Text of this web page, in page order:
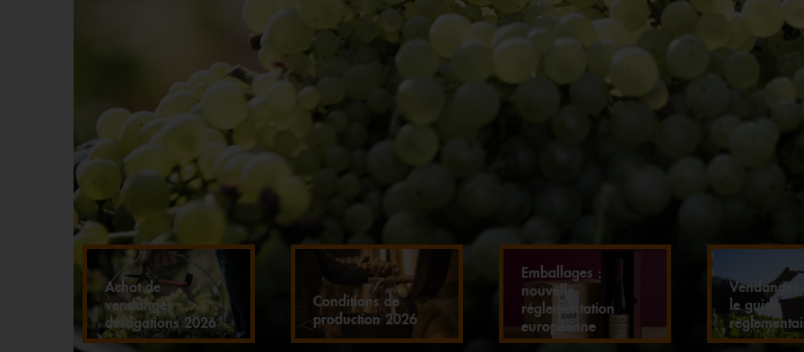
Achat de
vendanges :
dérogations 2026
Conditions de
production 2026
Emballages :
nouvelle
réglementation
européenne
le guide